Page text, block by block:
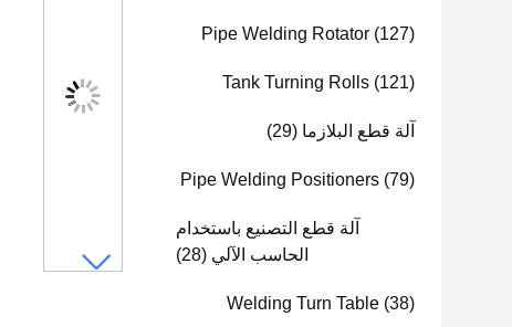
Pipe Welding Rotator (127)
Tank Turning Rolls (121)
آلة قطع البلازما (29)
Pipe Welding Positioners (79)
آلة قطع التصنيع باستخدام
الحاسب الآلي (28)
Welding Turn Table (38)